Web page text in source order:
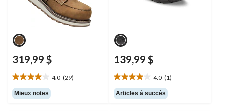
319,99 $
4.0 (29)
4.0
étoile(s)
sur
Mieux notes
139,99 $
4.0 (1)
4.0
étoile(s)
sur
Articles à succès